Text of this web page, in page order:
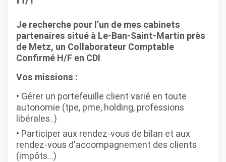
Je recherche pour l’un de mes cabinets
partenaires situé à Le-Ban-Saint-Martin près
de Metz, un Collaborateur Comptable
Confirmé H/F en CDI.
Vos missions :
Gérer un portefeuille client varié en toute
autonomie (tpe, pme, holding, professions
libérales..)
Participer aux rendez-vous de bilan et aux
rendez-vous d'accompagnement des clients
(impôts...)